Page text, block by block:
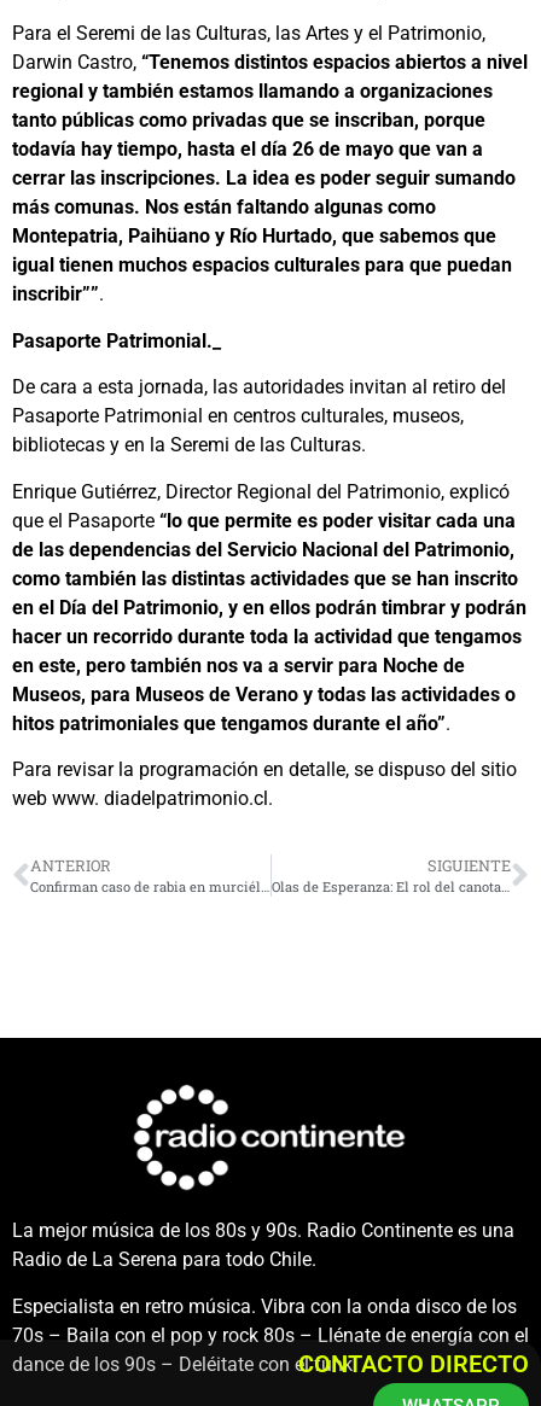
Para el Seremi de las Culturas, las Artes y el Patrimonio,
Darwin Castro, “Tenemos distintos espacios abiertos a nivel
regional y también estamos llamando a organizaciones
tanto públicas como privadas que se inscriban, porque
todavía hay tiempo, hasta el día 26 de mayo que van a
cerrar las inscripciones. La idea es poder seguir sumando
más comunas. Nos están faltando algunas como
Montepatria, Paihüano y Río Hurtado, que sabemos que
igual tienen muchos espacios culturales para que puedan
inscribir””.
Pasaporte Patrimonial._
De cara a esta jornada, las autoridades invitan al retiro del
Pasaporte Patrimonial en centros culturales, museos,
bibliotecas y en la Seremi de las Culturas.
Enrique Gutiérrez, Director Regional del Patrimonio, explicó
que el Pasaporte “lo que permite es poder visitar cada una
de las dependencias del Servicio Nacional del Patrimonio,
como también las distintas actividades que se han inscrito
en el Día del Patrimonio, y en ellos podrán timbrar y podrán
hacer un recorrido durante toda la actividad que tengamos
en este, pero también nos va a servir para Noche de
Museos, para Museos de Verano y todas las actividades o
hitos patrimoniales que tengamos durante el año”.
Para revisar la programación en detalle, se dispuso del sitio
web www. diadelpatrimonio.cl.
ANTERIOR
Confirman caso de rabia en murciélago en Vicuña y llaman a reforzar medidas preventivas
SIGUIENTE
Olas de Esperanza: El rol del canotaje en la rehabilitación de mujeres sobrevivientes de cáncer de mama
La mejor música de los 80s y 90s. Radio Continente es una
Radio de La Serena para todo Chile.
Especialista en retro música. Vibra con la onda disco de los
70s – Baila con el pop y rock 80s – Llénate de energía con el
dance de los 90s – Deléitate con el funk.CONTACTO DIRECTO